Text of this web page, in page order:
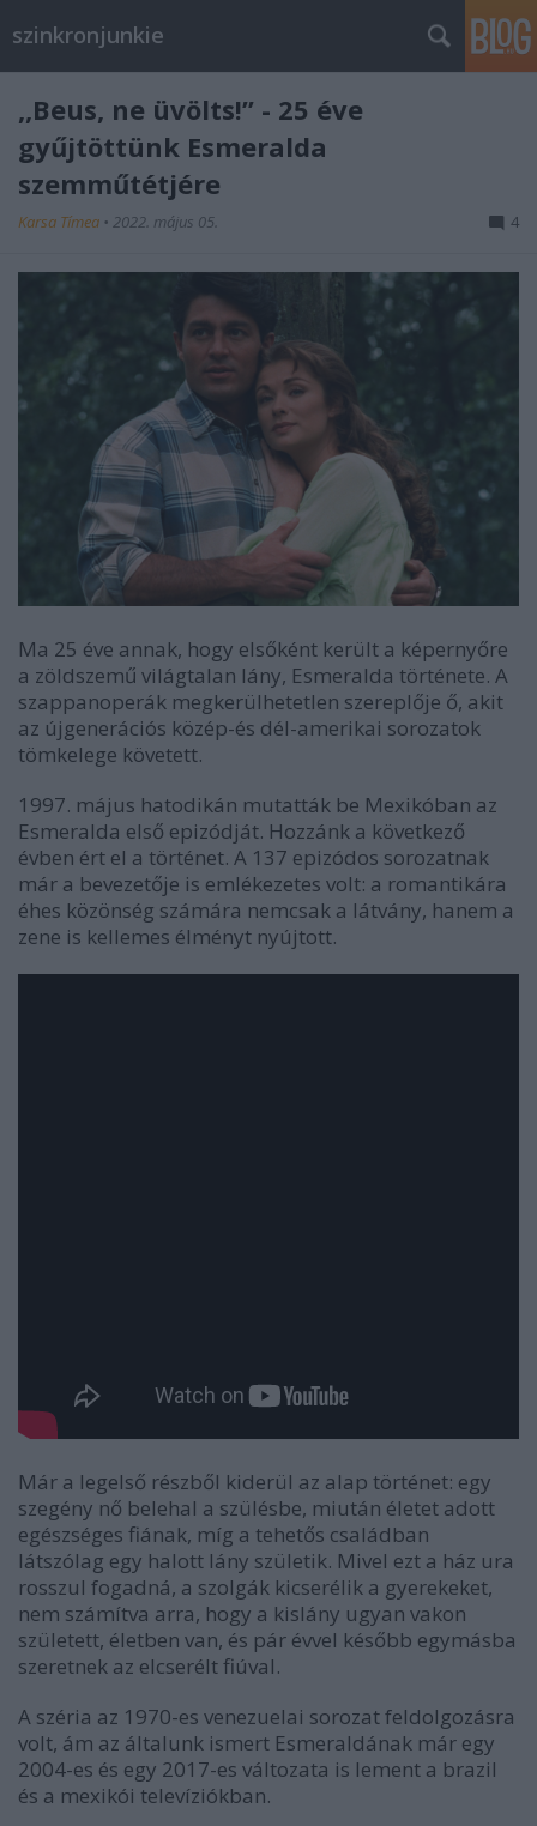
szinkronjunkie
,,Beus, ne üvölts!” - 25 éve
gyűjtöttünk Esmeralda
szemműtétjére
Karsa Tímea • 2022. május 05. 4
Ma 25 éve annak, hogy elsőként került a képernyőre
a zöldszemű világtalan lány, Esmeralda története. A
szappanoperák megkerülhetetlen szereplője ő, akit
az újgenerációs közép-és dél-amerikai sorozatok
tömkelege követett.
1997. május hatodikán mutatták be Mexikóban az
Esmeralda első epizódját. Hozzánk a következő
évben ért el a történet. A 137 epizódos sorozatnak
már a bevezetője is emlékezetes volt: a romantikára
éhes közönség számára nemcsak a látvány, hanem a
zene is kellemes élményt nyújtott.
Már a legelső részből kiderül az alap történet: egy
szegény nő belehal a szülésbe, miután életet adott
egészséges fiának, míg a tehetős családban
látszólag egy halott lány születik. Mivel ezt a ház ura
rosszul fogadná, a szolgák kicserélik a gyerekeket,
nem számítva arra, hogy a kislány ugyan vakon
született, életben van, és pár évvel később egymásba
szeretnek az elcserélt fiúval.
A széria az 1970-es venezuelai sorozat feldolgozásra
volt, ám az általunk ismert Esmeraldának már egy
2004-es és egy 2017-es változata is lement a brazil
és a mexikói televíziókban.